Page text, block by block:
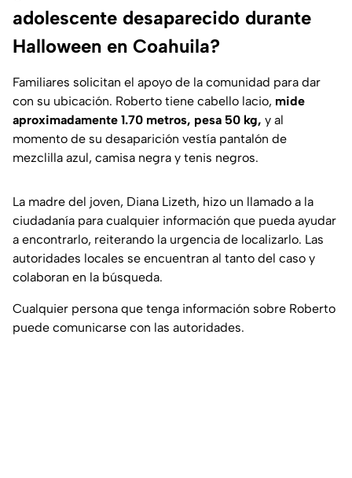
adolescente desaparecido durante
Halloween en Coahuila?
Familiares solicitan el apoyo de la comunidad para dar
con su ubicación. Roberto tiene cabello lacio, mide
aproximadamente 1.70 metros, pesa 50 kg, y al
momento de su desaparición vestía pantalón de
mezclilla azul, camisa negra y tenis negros.
La madre del joven, Diana Lizeth, hizo un llamado a la
ciudadanía para cualquier información que pueda ayudar
a encontrarlo, reiterando la urgencia de localizarlo. Las
autoridades locales se encuentran al tanto del caso y
colaboran en la búsqueda.
Cualquier persona que tenga información sobre Roberto
puede comunicarse con las autoridades.